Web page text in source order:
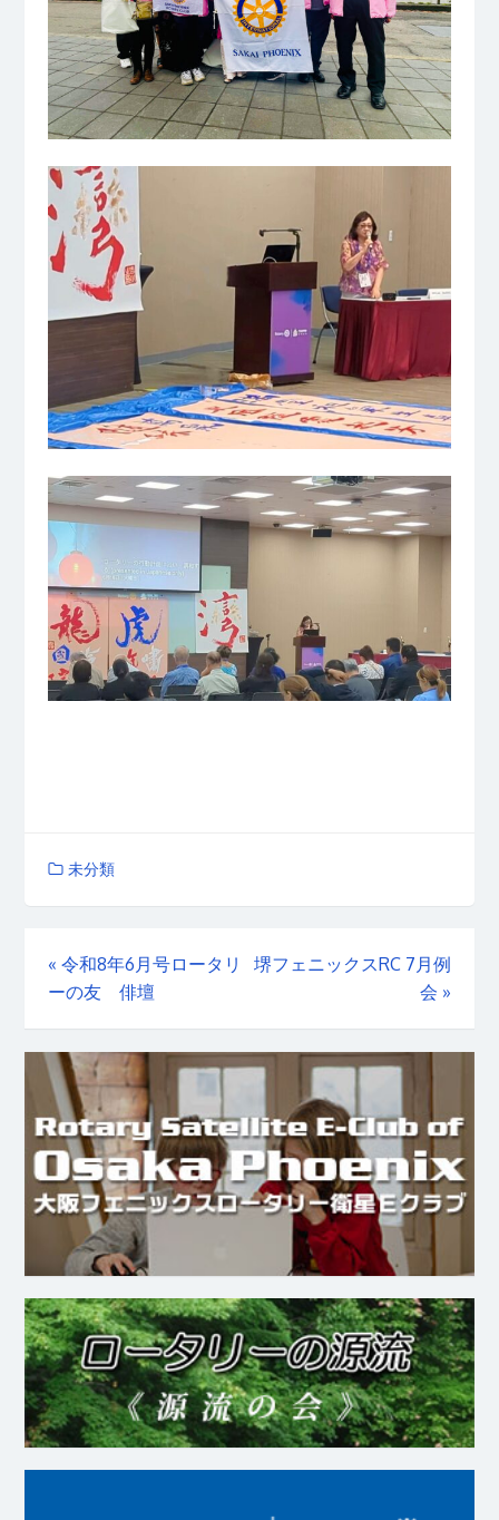
未分類
« 令和8年6月号ロータリ
ーの友 俳壇
堺フェニックスRC 7月例
会 »